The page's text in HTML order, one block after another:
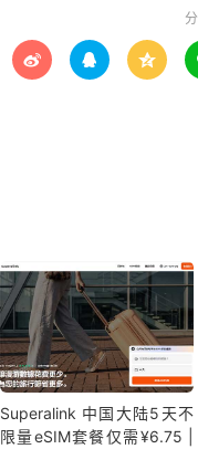
  
Superalink 中国大陆5天不
限量eSIM套餐仅需¥6.75 |